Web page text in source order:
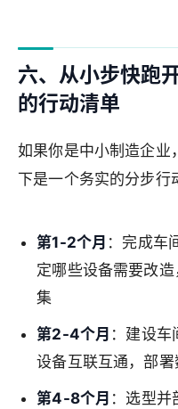
六、从小步快跑
的行动清单
如果你是中小制造企业
下是一个务实的分步行
第1-2个月 ：完成车
定哪些设备需要改
集
第2-4个月 ：建设车
设备互联互通，部
第4-8个月 ：选型并